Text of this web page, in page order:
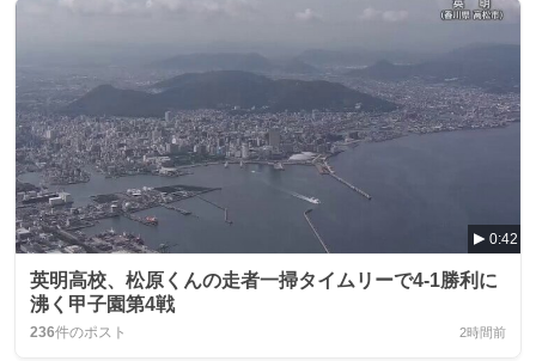
0:42
英明高校、松原くんの走者一掃タイムリーで4-1勝利に
沸く甲子園第4戦
236件のポスト 2時間前